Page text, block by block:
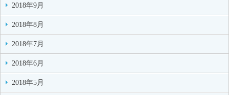
2018年9月
2018年8月
2018年7月
2018年6月
2018年5月